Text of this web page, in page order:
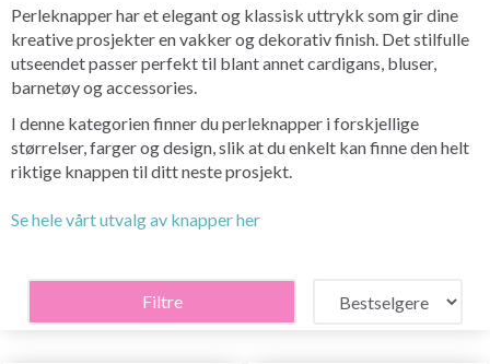
Perleknapper har et elegant og klassisk uttrykk som gir dine
kreative prosjekter en vakker og dekorativ finish. Det stilfulle
utseendet passer perfekt til blant annet cardigans, bluser,
barnetøy og accessories.
I denne kategorien finner du perleknapper i forskjellige
størrelser, farger og design, slik at du enkelt kan finne den helt
riktige knappen til ditt neste prosjekt.
Se hele vårt utvalg av knapper her
Filtre